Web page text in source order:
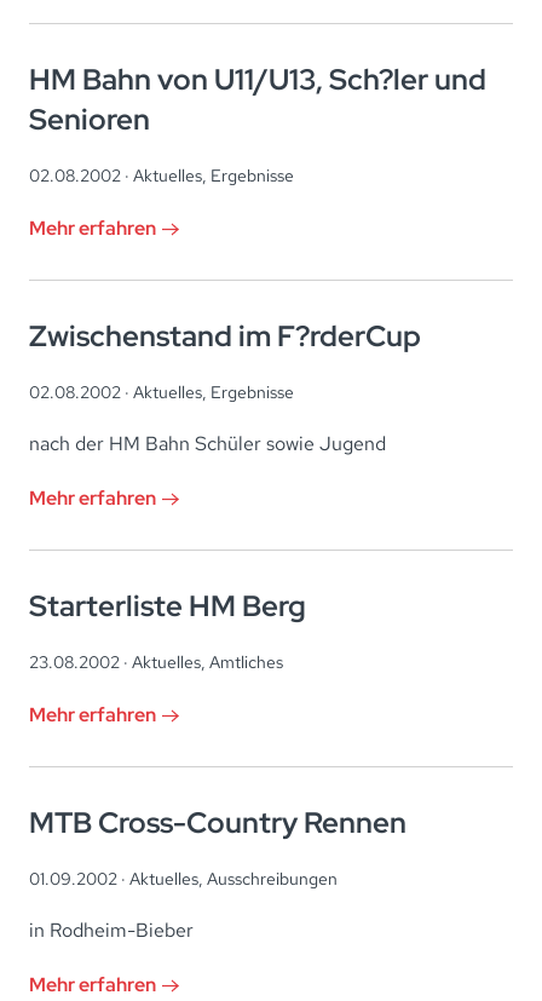
HM Bahn von U11/U13, Sch?ler und
Senioren
02.08.2002 · Aktuelles Ergebnisse
Mehr erfahren
Zwischenstand im F?rderCup
02.08.2002 · Aktuelles, Ergebnisse
nach der HM Bahn Schüler sowie Jugend
Mehr erfahren
Starterliste HM Berg
23.08.2002 · Aktuelles, Amtliches
Mehr erfahren
MTB Cross-Country Rennen
01.09.2002 · Aktuelles, Ausschreibungen
in Rodheim-Bieber
Mehr erfahren